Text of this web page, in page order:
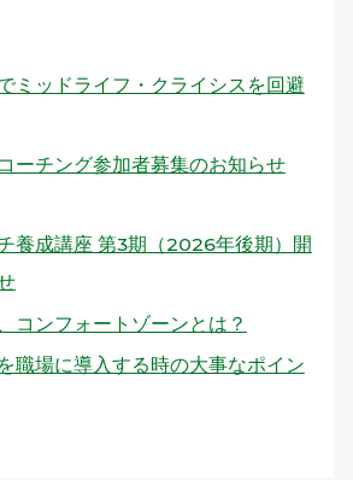
ミッドライフ・クライシスを回避
ーチング参加者募集のお知らせ
養成講座 第3期（2026年後期）開
コンフォートゾーンとは？
職場に導入する時の大事なポイン